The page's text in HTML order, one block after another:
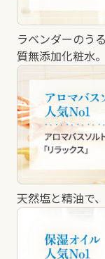
ラベンダーのう
質無添加化粧水。
天然塩と精油で